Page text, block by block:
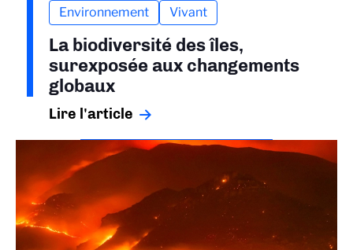
Environnement Vivant
La biodiversité des îles,
surexposée aux changements
globaux
Lire l'article